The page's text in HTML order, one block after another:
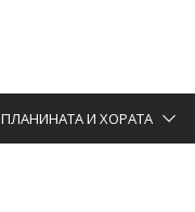
ПЛАНИНАТА И ХОРАТА